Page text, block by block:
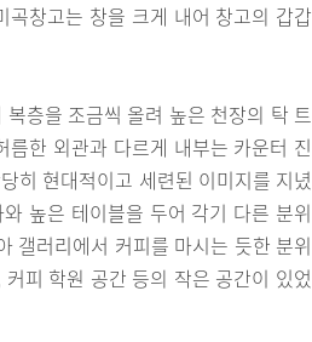
창고는 창을 크게 내어 창고의 갑갑
층을 조금씩 올려 높은 천장의 탁 트
한 외관과 다르게 내부는 카운터 진
히 현대적이고 세련된 이미지를 지녔
높은 테이블을 두어 각기 다른 분위
갤러리에서 커피를 마시는 듯한 분위
피 학원 공간 등의 작은 공간이 있었